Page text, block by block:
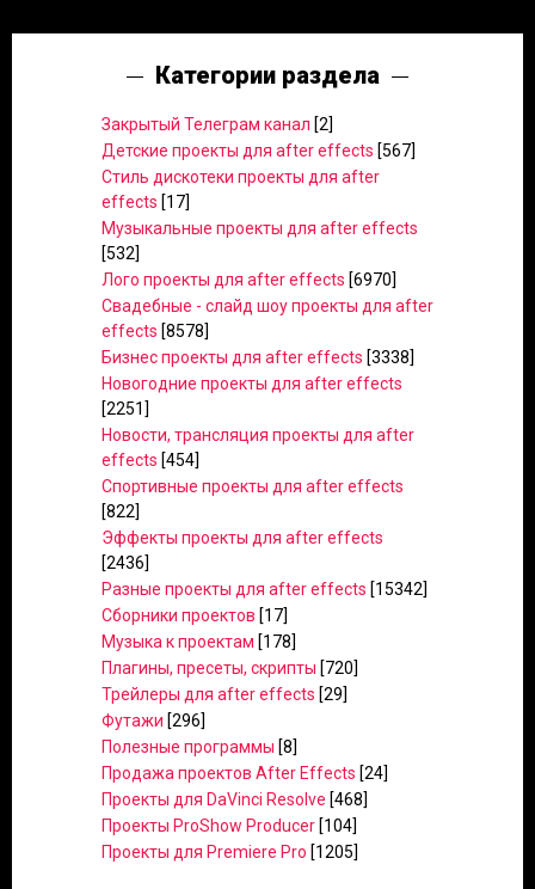
Категории раздела
Закрытый Телеграм канал [2]
Детские проекты для after effects [567]
Стиль дискотеки проекты для after
effects [17]
Музыкальные проекты для after effects
[532]
Лого проекты для after effects [6970]
Свадебные - слайд шоу проекты для after
effects [8578]
Бизнес проекты для after effects [3338]
Новогодние проекты для after effects
[2251]
Новости, трансляция проекты для after
effects [454]
Спортивные проекты для after effects
[822]
Эффекты проекты для after effects
[2436]
Разные проекты для after effects [15342]
Сборники проектов [17]
Музыка к проектам [178]
Плагины, пресеты, скрипты [720]
Трейлеры для after effects [29]
Футажи [296]
Полезные программы [8]
Продажа проектов After Effects [24]
Проекты для DaVinci Resolve [468]
Проекты ProShow Producer [104]
Проекты для Premiere Pro [1205]